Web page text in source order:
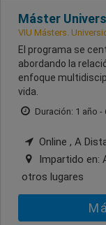
Máster
VIU Másters.
El programa se
abordando la
enfoque
vida.
Duración: 1 año -
Online , A
Impartido en:
otros lugares